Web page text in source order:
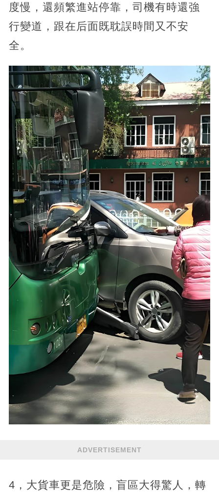
度慢，還頻繁進站停靠，司機有時還強
行變道，跟在后面既耽誤時間又不安
全。
ADVERTISEMENT
4，大貨車更是危險，盲區大得驚人，轉